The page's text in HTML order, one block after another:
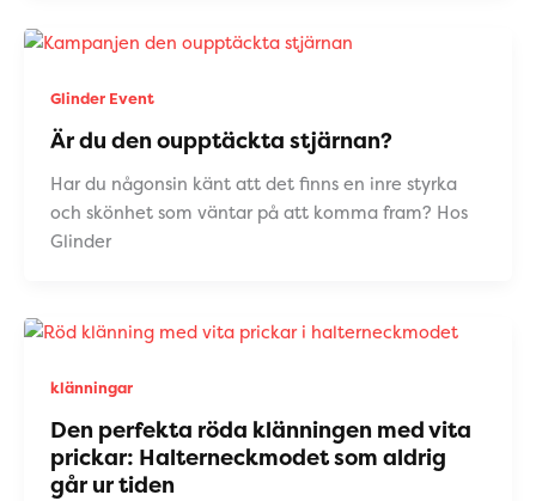
Glinder Event
Är du den oupptäckta stjärnan?
Har du någonsin känt att det finns en inre styrka
och skönhet som väntar på att komma fram? Hos
Glinder
klänningar
Den perfekta röda klänningen med vita
prickar: Halterneckmodet som aldrig
går ur tiden